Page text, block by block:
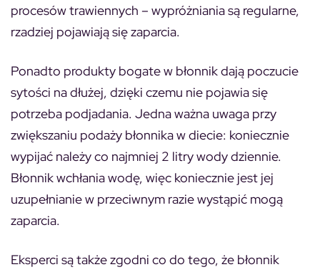
procesów trawiennych – wypróżniania są regularne,
rzadziej pojawiają się zaparcia.
Ponadto produkty bogate w błonnik dają poczucie
sytości na dłużej, dzięki czemu nie pojawia się
potrzeba podjadania. Jedna ważna uwaga przy
zwiększaniu podaży błonnika w diecie: koniecznie
wypijać należy co najmniej 2 litry wody dziennie.
Błonnik wchłania wodę, więc koniecznie jest jej
uzupełnianie w przeciwnym razie wystąpić mogą
zaparcia.
Eksperci są także zgodni co do tego, że błonnik